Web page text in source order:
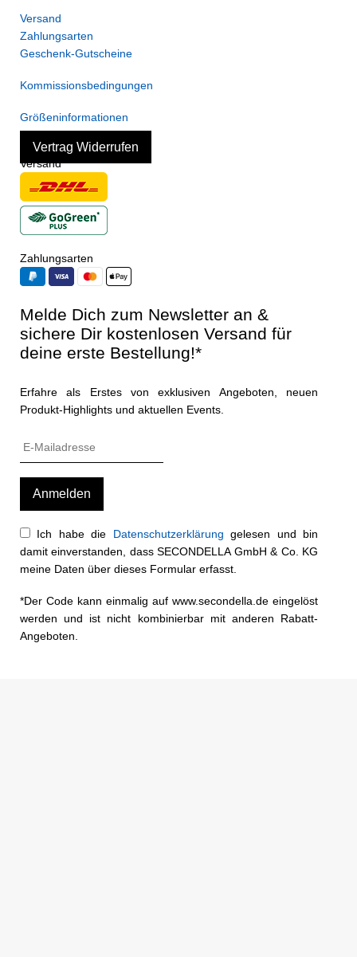
Versand
Zahlungsarten
Geschenk-Gutscheine
Kommissionsbedingungen
Größeninformationen
Vertrag Widerrufen
Versand
Zahlungsarten
Melde Dich zum Newsletter an &
sichere Dir kostenlosen Versand für
deine erste Bestellung!*
Erfahre als Erstes von exklusiven Angeboten, neuen
Produkt-Highlights und aktuellen Events.
Ich habe die Datenschutzerklärung gelesen und bin
damit einverstanden, dass SECONDELLA GmbH & Co. KG
meine Daten über dieses Formular erfasst.
*Der Code kann einmalig auf www.secondella.de eingelöst
werden und ist nicht kombinierbar mit anderen Rabatt-
Angeboten.